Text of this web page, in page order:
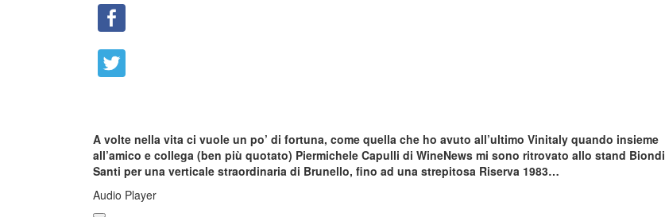
A volte nella vita ci vuole un po’ di fortuna, come quella che ho avuto all’ultimo Vinitaly quando insieme
all’amico e collega (ben più quotato) Piermichele Capulli di WineNews mi sono ritrovato allo stand Biondi
Santi per una verticale straordinaria di Brunello, fino ad una strepitosa Riserva 1983…
Audio Player